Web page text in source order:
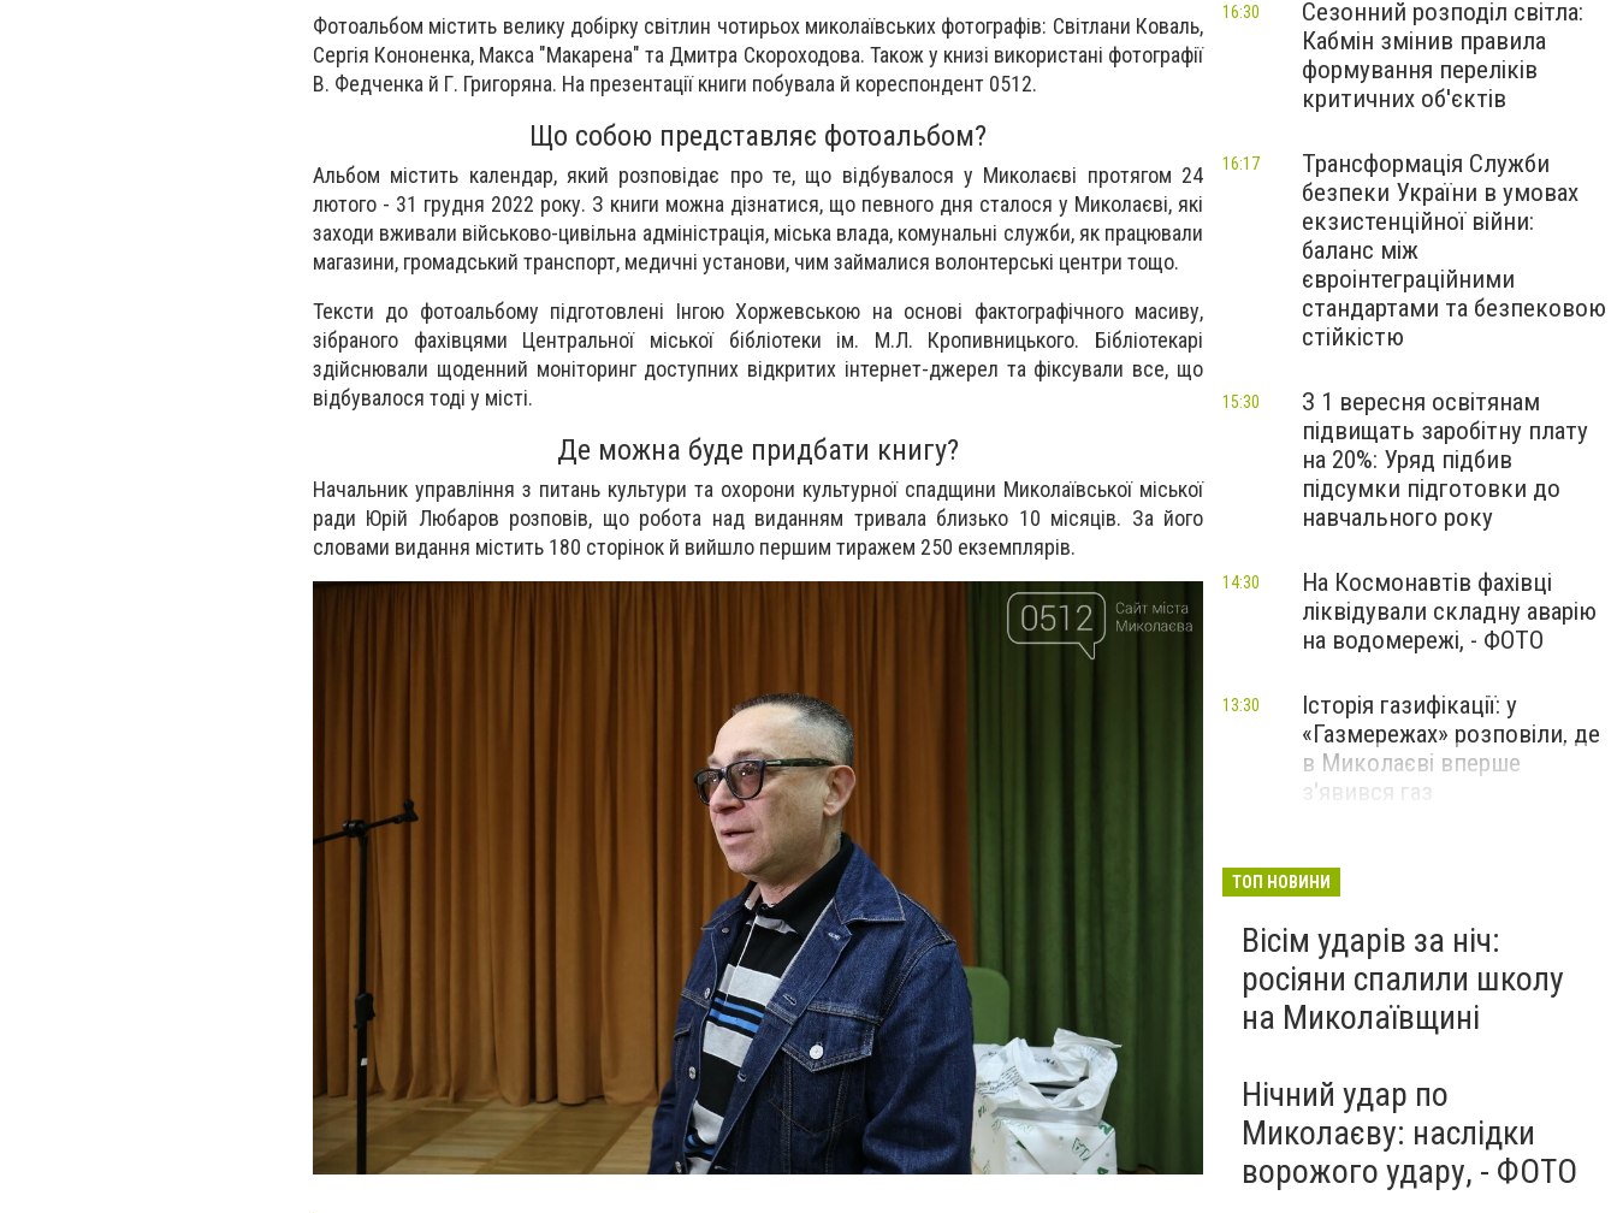
Фотоальбом містить велику добірку світлин чотирьох миколаївських фотографів: Світлани Коваль,
Сергія Кононенка, Макса "Макарена" та Дмитра Скороходова. Також у книзі використані фотографії
В. Федченка й Г. Григоряна. На презентації книги побувала й кореспондент 0512.
Що собою представляє фотоальбом?
Альбом містить календар, який розповідає про те, що відбувалося у Миколаєві протягом 24
лютого - 31 грудня 2022 року. З книги можна дізнатися, що певного дня сталося у Миколаєві, які
заходи вживали військово-цивільна адміністрація, міська влада, комунальні служби, як працювали
магазини, громадський транспорт, медичні установи, чим займалися волонтерські центри тощо.
Тексти до фотоальбому підготовлені Інгою Хоржевською на основі фактографічного масиву,
зібраного фахівцями Центральної міської бібліотеки ім. М.Л. Кропивницького. Бібліотекарі
здійснювали щоденний моніторинг доступних відкритих інтернет-джерел та фіксували все, що
відбувалося тоді у місті.
Де можна буде придбати книгу?
Начальник управління з питань культури та охорони культурної спадщини Миколаївської міської
ради Юрій Любаров розповів, що робота над виданням тривала близько 10 місяців. За його
словами видання містить 180 сторінок й вийшло першим тиражем 250 екземплярів.
Сезонний розподіл світла:
Кабмін змінив правила
формування переліків
критичних об'єктів
16:30
Трансформація Служби
безпеки України в умовах
екзистенційної війни:
баланс між
євроінтеграційними
стандартами та безпековою
стійкістю
16:17
З 1 вересня освітянам
підвищать заробітну плату
на 20%: Уряд підбив
підсумки підготовки до
навчального року
15:30
На Космонавтів фахівці
ліквідували складну аварію
на водомережі, - ФОТО
14:30
Історія газифікації: у
«Газмережах» розповіли, де
в Миколаєві вперше
з'явився газ
13:30
Миколаєві 2026: шукаємо
перезавантаження
ПАРТНЕРСЬКИЙ СПЕЦПРОЄКТ
ТОП НОВИНИ
Вісім ударів за ніч:
росіяни спалили школу
на Миколаївщині
Нічний удар по
Миколаєву: наслідки
ворожого удару, - ФОТО